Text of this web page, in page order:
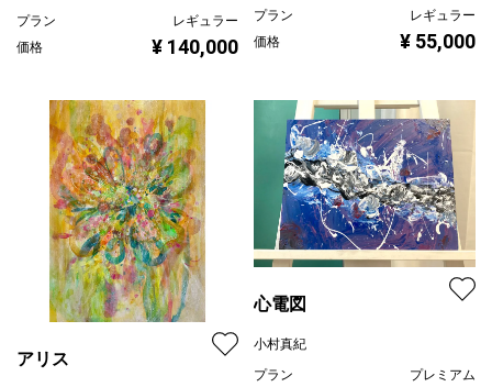
プラン
レギュラー
価格
¥ 140,000
プラン
レギュラー
価格
¥ 55,000
アリス
心電図
小村真紀
プラン
プレミアム